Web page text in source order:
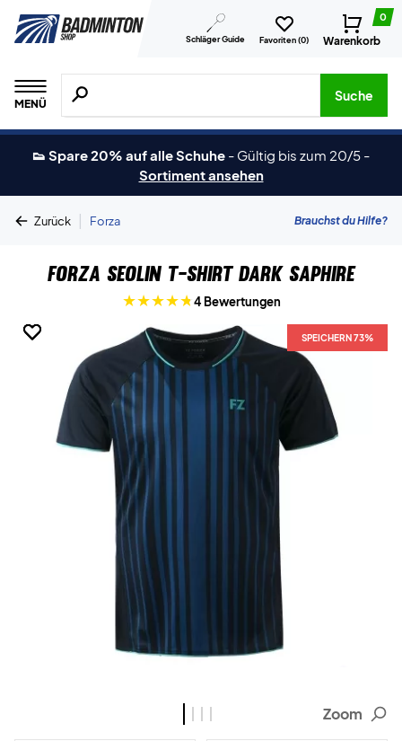
Schläger Guide Favoriten (0)
0
Warenkorb
MENÜ
Suche nach Produkten, Marken usw.
Suche
👟 Spare 20% auf alle Schuhe - Gültig bis zum 20/5 -
Sortiment ansehen
Zurück | Forza Brauchst du Hilfe?
Forza Seolin T-Shirt Dark Saphire
4 Bewertungen
SPEICHERN 73%
SPEICHERN 73%
SPEICHERN 73%
SPEICHERN 73%
Zoom